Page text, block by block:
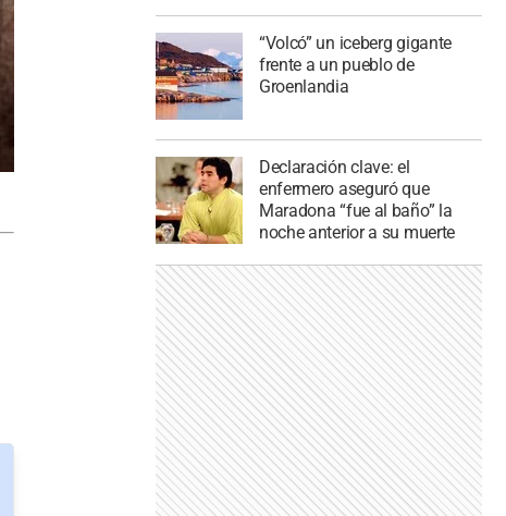
“Volcó” un iceberg gigante
frente a un pueblo de
Groenlandia
Declaración clave: el
enfermero aseguró que
Maradona “fue al baño” la
noche anterior a su muerte